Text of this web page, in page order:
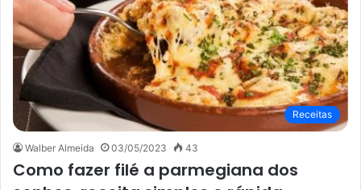
Receitas
Walber Almeida 03/05/2023 43
Como fazer filé a parmegiana dos